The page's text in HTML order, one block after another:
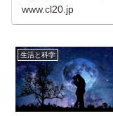
www.cl20.jp
生活と科学